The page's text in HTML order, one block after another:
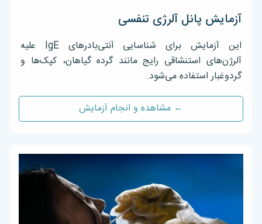
آزمایش پانل آلرژی تنفسی
این آزمایش برای شناسایی آنتی‌بادرهای IgE علیه
آلرژن‌های استنشاقی رایج مانند گرده گیاهان، کپک‌ها و
گردوغبار استفاده می‌شود.
← مشاهده و انجام آزمایش